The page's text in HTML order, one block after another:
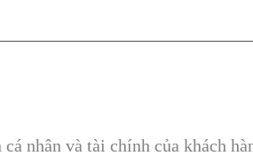
nhân và tài chính của khách